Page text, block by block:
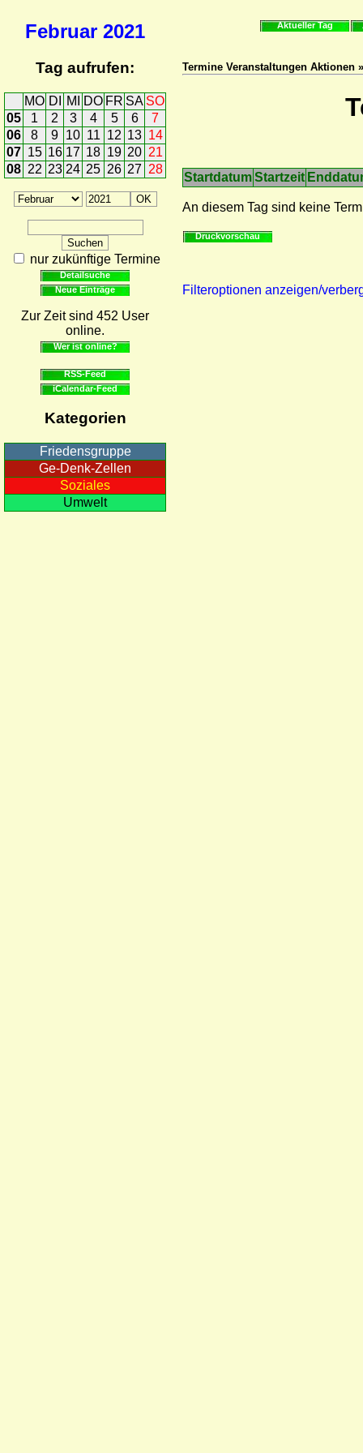
Februar 2021
Tag aufrufen:
MO DI MI DO FR SA SO
05
1 2 3 4 5 6
7
06
8 9 10 11 12 13 14
07 15 16 17 18 19 20 21
08 22 23 24 25 26 27 28
nur zukünftige Termine
Detailsuche
Neue Einträge
Zur Zeit sind 452 User
online.
Wer ist online?
RSS-Feed
iCalendar-Feed
Kategorien
Friedensgruppe
Ge-Denk-Zellen
Soziales
Umwelt
Aktueller Tag
Termine Veranstaltungen Aktionen
StartdatumStartzeit
An diesem Tag sind keine
Druckvorschau
Filteroptionen anzeigen/